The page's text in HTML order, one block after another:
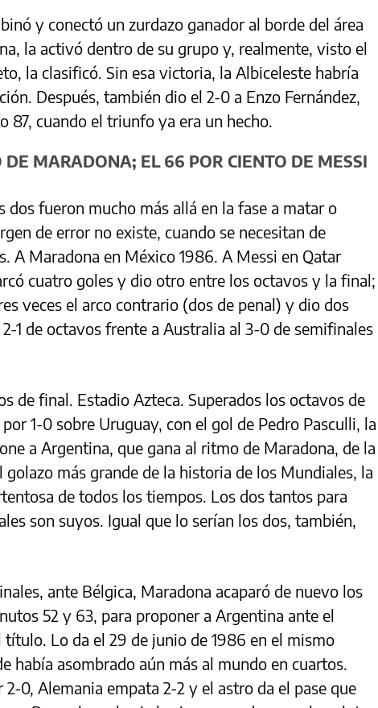
y conectó un zurdazo ganador al borde del área
la activó dentro de su grupo y, realmente, visto el
la clasificó. Sin esa victoria, la Albiceleste habría
Después, también dio el 2-0 a Enzo Fernández,
87, cuando el triunfo ya era un hecho.
DE MARADONA; EL 66 POR CIENTO DE MESSI
dos fueron mucho más allá en la fase a matar o
de error no existe, cuando se necesitan de
A Maradona en México 1986. A Messi en Qatar
cuatro goles y dio otro entre los octavos y la final;
veces el arco contrario (dos de penal) y dio dos
1 de octavos frente a Australia al 3-0 de semifinales
de final. Estadio Azteca. Superados los octavos de
1-0 sobre Uruguay, con el gol de Pedro Pasculli, la
a Argentina, que gana al ritmo de Maradona, de la
más grande de la historia de los Mundiales, la
de todos los tiempos. Los dos tantos para
son suyos. Igual que lo serían los dos, también,
ante Bélgica, Maradona acaparó de nuevo los
52 y 63, para proponer a Argentina ante el
Lo da el 29 de junio de 1986 en el mismo
había asombrado aún más al mundo en cuartos.
0, Alemania empata 2-2 y el astro da el pase que